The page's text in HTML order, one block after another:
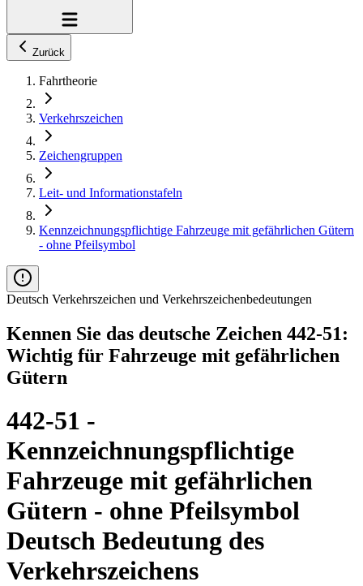
Zurück
Fahrtheorie
Verkehrszeichen
Zeichengruppen
Leit- und Informationstafeln
Kennzeichnungspflichtige Fahrzeuge mit gefährlichen Gütern
- ohne Pfeilsymbol
Deutsch Verkehrszeichen und Verkehrszeichenbedeutungen
Kennen Sie das deutsche Zeichen 442-51:
Wichtig für Fahrzeuge mit gefährlichen
Gütern
442-51 -
Kennzeichnungspflichtige
Fahrzeuge mit gefährlichen
Gütern - ohne Pfeilsymbol
Deutsch Bedeutung des
Verkehrszeichens